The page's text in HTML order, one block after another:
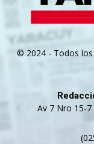
© 2024 - Todos los
Av 7 Nro 15-7